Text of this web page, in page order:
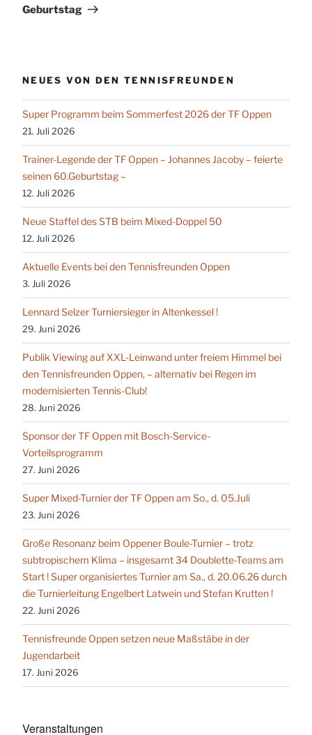
Geburtstag
NEUES VON DEN TENNISFREUNDEN
Super Programm beim Sommerfest 2026 der TF Oppen
21. Juli 2026
Trainer-Legende der TF Oppen – Johannes Jacoby – feierte
seinen 60.Geburtstag –
12. Juli 2026
Neue Staffel des STB beim Mixed-Doppel 50
12. Juli 2026
Aktuelle Events bei den Tennisfreunden Oppen
3. Juli 2026
Lennard Selzer Turniersieger in Altenkessel !
29. Juni 2026
Publik Viewing auf XXL-Leinwand unter freiem Himmel bei
den Tennisfreunden Oppen, – alternativ bei Regen im
modernisierten Tennis-Club!
28. Juni 2026
Sponsor der TF Oppen mit Bosch-Service-
Vorteilsprogramm
27. Juni 2026
Super Mixed-Turnier der TF Oppen am So., d. 05.Juli
23. Juni 2026
Große Resonanz beim Oppener Boule-Turnier – trotz
subtropischem Klima – insgesamt 34 Doublette-Teams am
Start ! Super organisiertes Turnier am Sa., d. 20.06.26 durch
die Turnierleitung Engelbert Latwein und Stefan Krutten !
22. Juni 2026
Tennisfreunde Oppen setzen neue Maßstäbe in der
Jugendarbeit
17. Juni 2026
Veranstaltungen